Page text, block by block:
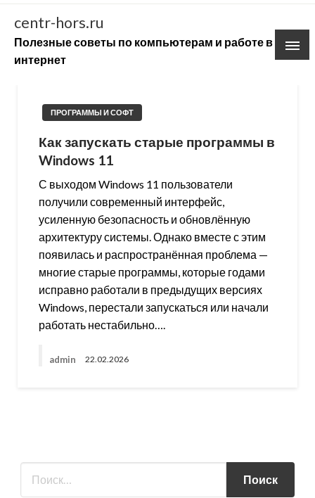
Skip
content
centr-hors.ru
Полезные советы по компьютерам и работе в
интернет
ПРОГРАММЫ И СОФТ
Как запускать старые программы в
Windows 11
С выходом Windows 11 пользователи
получили современный интерфейс,
усиленную безопасность и обновлённую
архитектуру системы. Однако вместе с этим
появилась и распространённая проблема —
многие старые программы, которые годами
исправно работали в предыдущих версиях
Windows, перестали запускаться или начали
работать нестабильно….
admin 22.02.2026